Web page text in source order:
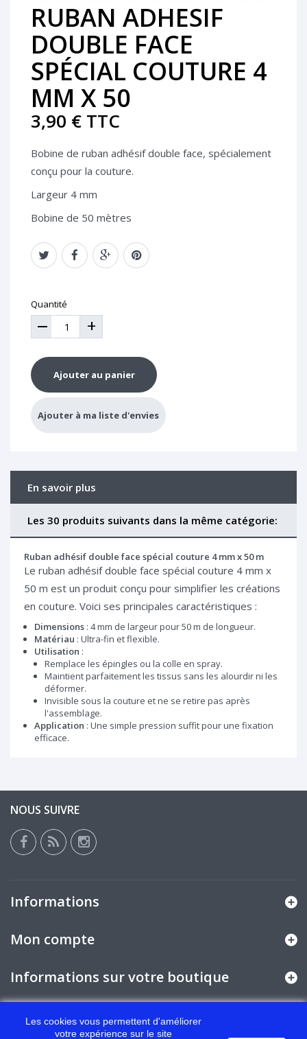
RUBAN ADHESIF
DOUBLE FACE
SPÉCIAL COUTURE 4
MM X 50
3,90 € TTC
Bobine de ruban adhésif double face, spécialement
conçu pour la couture.
Largeur 4 mm
Bobine de 50 mètres
Quantité
+
Ajouter au panier
Ajouter à ma liste d'envies
En savoir plus
Les 30 produits suivants dans la même catégorie:
Ruban adhésif double face spécial couture 4 mm x 50 m
Le ruban adhésif double face spécial couture 4 mm x
50 m est un produit conçu pour simplifier les créations
en couture. Voici ses principales caractéristiques :
Dimensions : 4 mm de largeur pour 50 m de longueur.
Matériau : Ultra-fin et flexible.
Utilisation :
Remplace les épingles ou la colle en spray.
Maintient parfaitement les tissus sans les alourdir ni les
déformer.
Invisible sous la couture et ne se retire pas après
l'assemblage.
Application : Une simple pression suffit pour une fixation
efficace.
NOUS SUIVRE
Informations
Mon compte
Les cookies vous permettent d'améliorer
votre expérience sur le site
Informations sur votre boutique
© 2026 - Logiciel Ecommerce par PrestaShop™